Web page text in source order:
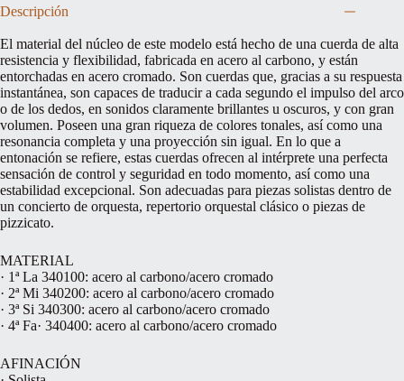
Descripción
El material del núcleo de este modelo está hecho de una cuerda de alta
resistencia y flexibilidad, fabricada en acero al carbono, y están
entorchadas en acero cromado. Son cuerdas que, gracias a su respuesta
instantánea, son capaces de traducir a cada segundo el impulso del arco
o de los dedos, en sonidos claramente brillantes u oscuros, y con gran
volumen. Poseen una gran riqueza de colores tonales, así como una
resonancia completa y una proyección sin igual. En lo que a
entonación se refiere, estas cuerdas ofrecen al intérprete una perfecta
sensación de control y seguridad en todo momento, así como una
estabilidad excepcional. Son adecuadas para piezas solistas dentro de
un concierto de orquesta, repertorio orquestal clásico o piezas de
pizzicato.
MATERIAL
· 1ª La 340100: acero al carbono/acero cromado
· 2ª Mi 340200: acero al carbono/acero cromado
· 3ª Si 340300: acero al carbono/acero cromado
· 4ª Fa· 340400: acero al carbono/acero cromado
AFINACIÓN